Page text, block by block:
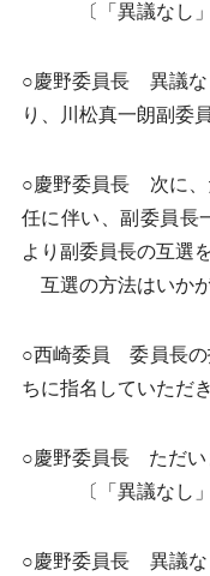
〔「異議なし」
○慶野委員長 異議な
り、川松真一朗副委
○慶野委員長 次に、
任に伴い、副委員長
より副委員長の互選
互選の方法はいか
○西崎委員 委員長の
ちに指名していただ
○慶野委員長 ただい
〔「異議なし」
○慶野委員長 異議な